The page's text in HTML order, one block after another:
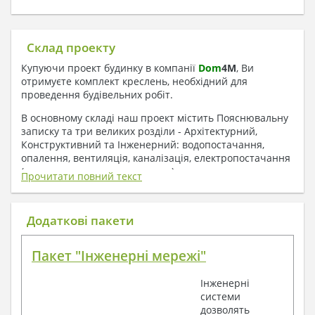
Склад проекту
Купуючи проект будинку в компанії Dom4M, Ви
отримуєте комплект креслень, необхідний для
проведення будівельних робіт.
В основному складі наш проект містить Пояснювальну
записку та три великих розділи - Архітектурний,
Конструктивний та Інженерний: водопостачання,
опалення, вентиляція, каналізація, електропостачання
( купується за додаткову плату ).
1. До складу Архітектурного розділу
входять:
План покрівлі
Фасади з даними зовнішніх оздоблень
Елементи прорізів – специфікація
Дані перемичок – перетин та специфікація
Прочитати повний текст
Додаткові пакети
Пакет "Інженерні мережі"
Інженерні
системи
дозволять